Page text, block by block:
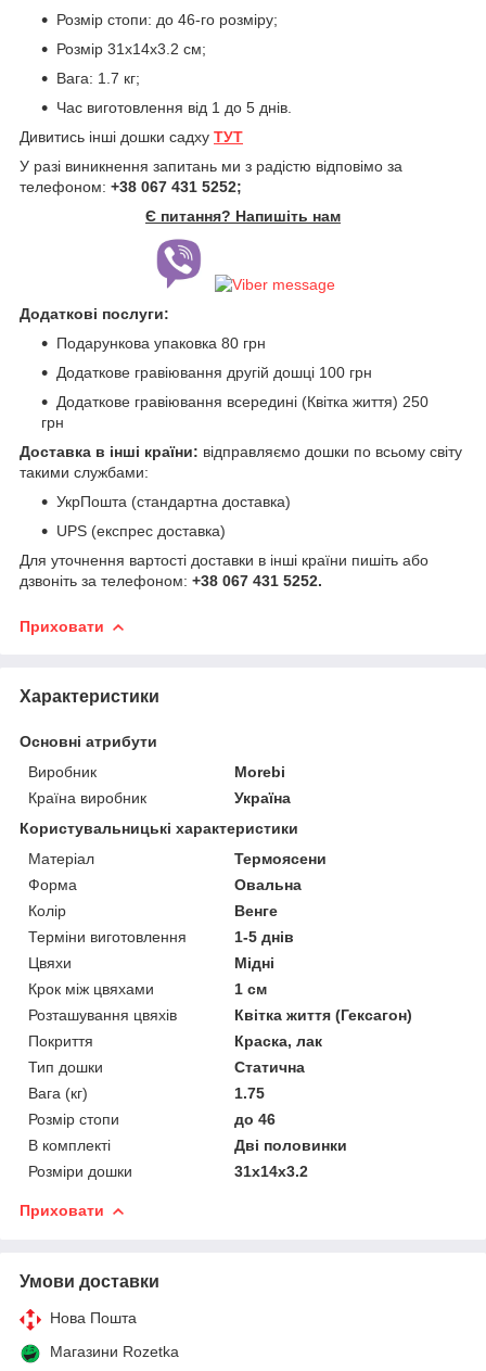
Розмір стопи: до 46-го розміру;
Розмір 31х14х3.2 см;
Вага: 1.7 кг;
Час виготовлення від 1 до 5 днів.
Дивитись інші дошки садху ТУТ
У разі виникнення запитань ми з радістю відповімо за
телефоном: +38 067 431 5252;
Є питання? Напишіть нам
Додаткові послуги:
Подарункова упаковка 80 грн
Додаткове гравіювання другій дошці 100 грн
Додаткове гравіювання всередині (Квітка життя) 250
грн
Доставка в інші країни: відправляємо дошки по всьому світу
такими службами:
УкрПошта (стандартна доставка)
UPS (експрес доставка)
Для уточнення вартості доставки в інші країни пишіть або
дзвоніть за телефоном: +38 067 431 5252.
Приховати
Характеристики
Основні атрибути
Виробник
Morebi
Країна виробник
Україна
Користувальницькі характеристики
Матеріал
Термоясени
Форма
Овальна
Колір
Венге
Терміни виготовлення
1-5 днів
Цвяхи
Мідні
Крок між цвяхами
1 см
Розташування цвяхів
Квітка життя (Гексагон)
Покриття
Краска, лак
Тип дошки
Статична
Вага (кг)
1.75
Розмір стопи
до 46
В комплекті
Дві половинки
Розміри дошки
31х14х3.2
Приховати
Умови доставки
Нова Пошта
Магазини Rozetka